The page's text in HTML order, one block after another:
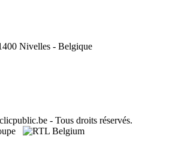
Nivelles - Belgique
- Tous droits réservés.